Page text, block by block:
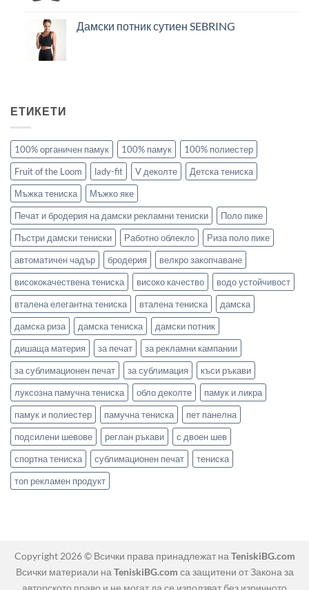
Дамски потник сутиен SEBRING
ЕТИКЕТИ
100% органичен памук 100% памук
100% полиестер
Fruit of the Loom
lady-fit V деколте
Детска тениска
Мъжка тениска
Мъжко яке
Печат и бродерия на дамски рекламни тениски
Поло пике
Пъстри дамски тениски
Работно облекло
Риза поло пике
автоматичен чадър
бродерия
велкро закопчаване
висококачествена тениска
високо качество
водо устойчивост
вталена елегантна тениска
вталена тениска
дамска
дамска риза
дамска тениска
дамски потник
дишаща материя
за печат
за рекламни кампании
за сублимационен печат
за сублимация
къси ръкави
луксозна памучна тениска
обло деколте
памук и ликра
памук и полиестер
памучна тениска
пет панелна
подсилени шевове
реглан ръкави
с двоен шев
спортна тениска
сублимационен печат
тениска
топ рекламен продукт
Copyright 2026 © Всички права принадлежат на TeniskiBG.com
Всички материали на TeniskiBG.com са защитени от Закона за